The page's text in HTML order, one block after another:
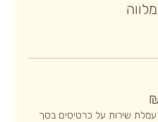
שירות על כרטיסים בסך